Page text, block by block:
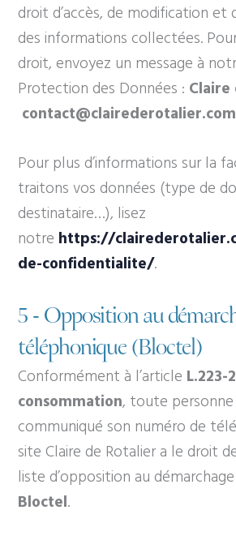
droit d’accès, de modification et
des informations collectées.
droit, envoyez un message à
Protection des Données : Claire
contact@clairederotalier.com
Pour plus d’informations sur la
traitons vos données (type de
destinataire…), lisez
notre https://
de-confidentialite/.
5 - Opposition au
téléphonique (Bloctel)
Conformément à l’article L.223-
consommation, toute
communiqué son numéro de
site Claire de Rotalier a le droit
liste d’opposition au
Bloctel.